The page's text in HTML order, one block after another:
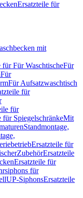
Ersatzteile für
mit
für Für WaschtischeFür
Für
Für Aufsatzwaschtisch
für
für
für SpiegelschränkeMit
Standmontage,
Ersatzteile für
ZubehörErsatzteile
Ersatzteile für
für
UP-SiphonsErsatzteile